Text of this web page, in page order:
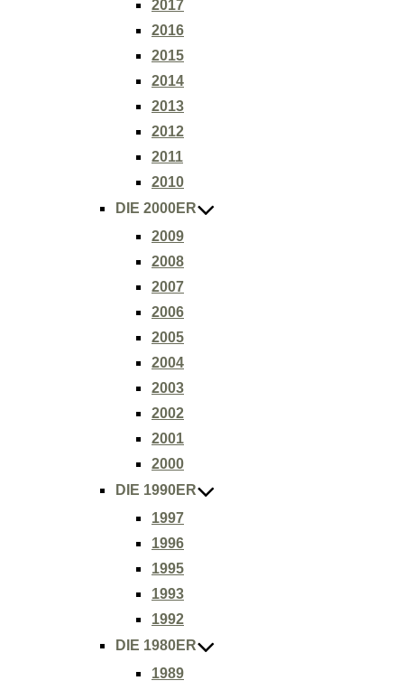
2017
2016
2015
2014
2013
2012
2011
2010
DIE 2000ER
2009
2008
2007
2006
2005
2004
2003
2002
2001
2000
DIE 1990ER
1997
1996
1995
1993
1992
DIE 1980ER
1989